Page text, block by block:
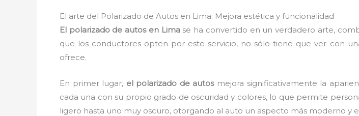
El arte del Polarizado de Autos en Lima: Mejora estética y funcionalidad
El polarizado de autos en Limase ha convertido en un verdadero arte,
que los conductores opten por este servicio, no sólo tiene que ver con
ofrece.
En primer lugar, el polarizado de autosmejora significativamente la
cada una con su propio grado de oscuridad y colores, lo que permite
ligero hasta uno muy oscuro, otorgando al auto un aspecto más moderno y